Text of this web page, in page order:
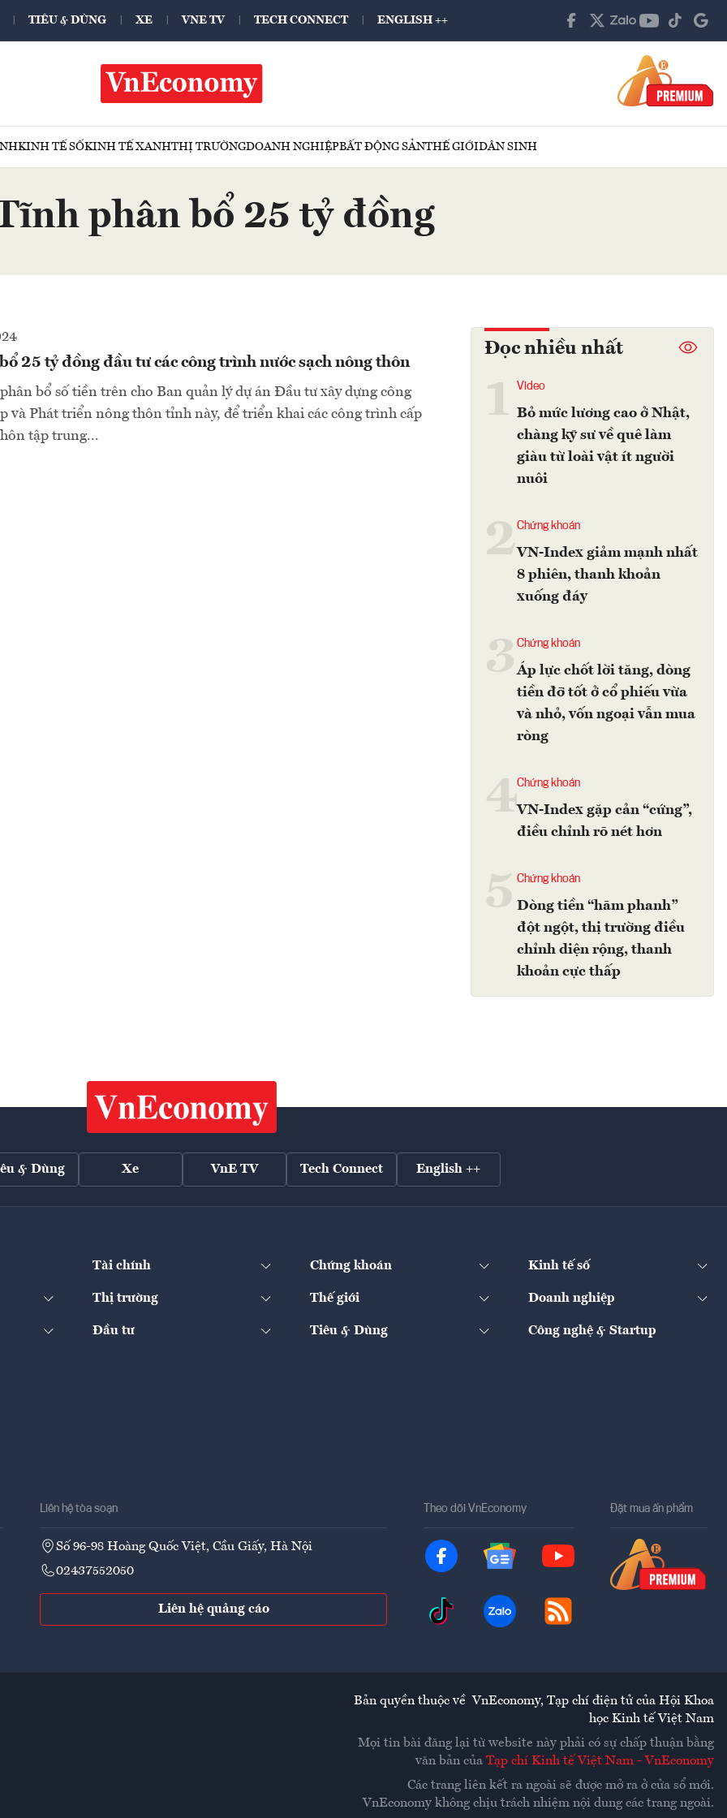
TIÊU & DÙNG XE VNE TV TECH CONNECT ENGLISH ++
KINH TẾ SỐKINH TẾ XANHTHỊ TRƯỜNGDOANH NGHIỆPBẤT ĐỘNG SẢNTHẾ GIỚIDÂN SINH
phân bổ 25 tỷ đồng
25 tỷ đồng đầu tư các công trình nước sạch nông thôn
bổ số tiền trên cho Ban quản lý dự án Đầu tư xây dựng công
và Phát triển nông thôn tỉnh này, để triển khai các công trình cấp
tập trung...
Đọc nhiều nhất
Video
Bỏ mức lương cao ở Nhật,
chàng kỹ sư về quê làm
giàu từ loài vật ít người
nuôi
2Chứng khoán
VN-Index giảm mạnh nhất
8 phiên, thanh khoản
xuống đáy
Chứng khoán
Áp lực chốt lời tăng, dòng
tiền đỡ tốt ở cổ phiếu vừa
và nhỏ, vốn ngoại vẫn mua
ròng
4Chứng khoán
VN-Index gặp cản “cứng”,
điều chỉnh rõ nét hơn
Chứng khoán
Dòng tiền “hãm phanh”
đột ngột, thị trường điều
chỉnh diện rộng, thanh
khoản cực thấp
& Dùng Xe VnE TV Tech Connect English ++
Tài chính Chứng khoán Kinh tế số
Thị trường Thế giới Doanh nghiệp
Đầu tư Tiêu & Dùng Công nghệ & Startup
Liên hệ tòa soạn
Số 96-98 Hoàng Quốc Việt, Cầu Giấy, Hà Nội
02437552050
Liên hệ quảng cáo
Theo dõi VnEconomy Đặt mua ấn phẩm
Bản quyền thuộc về VnEconomy, Tạp chí điện tử của Hội Khoa
học Kinh tế Việt Nam
Mọi tin bài đăng lại từ website này phải có sự chấp thuận bằng
văn bản của Tạp chí Kinh tế Việt Nam - VnEconomy
Các trang liên kết ra ngoài sẽ được mở ra ở cửa sổ mới.
VnEconomy không chịu trách nhiệm nội dung các trang ngoài.